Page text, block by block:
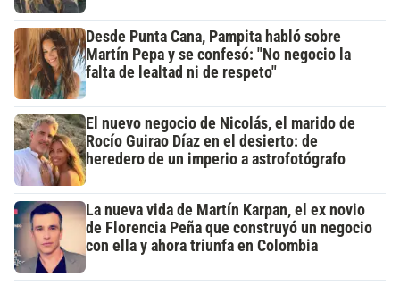
Desde Punta Cana, Pampita habló sobre
Martín Pepa y se confesó: "No negocio la
falta de lealtad ni de respeto"
El nuevo negocio de Nicolás, el marido de
Rocío Guirao Díaz en el desierto: de
heredero de un imperio a astrofotógrafo
La nueva vida de Martín Karpan, el ex novio
de Florencia Peña que construyó un negocio
con ella y ahora triunfa en Colombia